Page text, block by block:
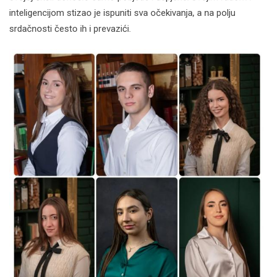
inteligencijom stizao je ispuniti sva očekivanja, a na polju
srdačnosti često ih i prevazići.